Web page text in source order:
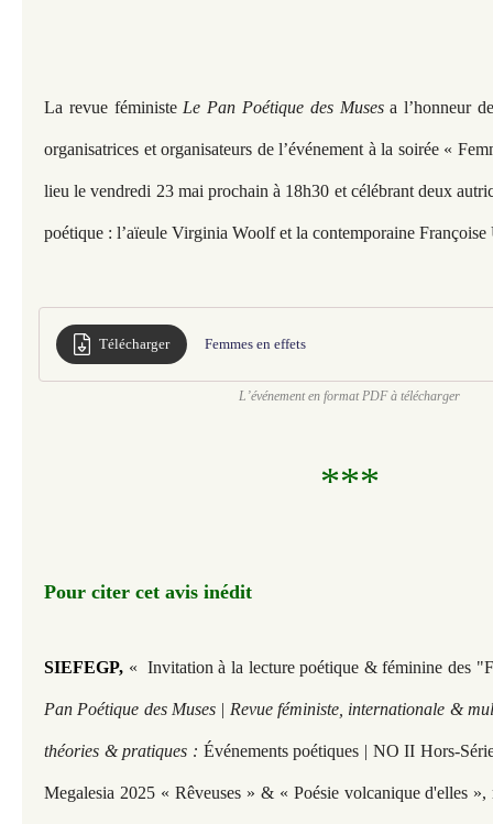
La revue féministe Le Pan Poétique des Musesa l’honneur
organisatrices et organisateurs de l’événement à la soirée «
lieu le vendredi 23 mai prochain à 18h30 et célébrant deux
poétique : l’aïeule Virginia Woolf et la contemporaine
Télécharger Femmes en effets
L’événement en format PDF à télécharger
***
Pour citer cet avis inédit
SIEFEGP, « Invitation à la lecture poétique & féminine des
Pan Poétique des Muses | Revue féministe, internationale &
théories & pratiques : Événements poétiques | NO II Hors-
Megalesia 2025 « Rêveuses » & « Poésie volcanique d'elles